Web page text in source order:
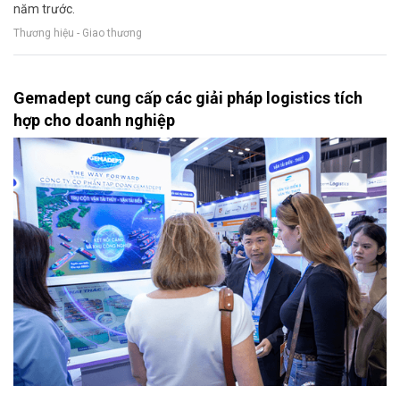
năm trước.
Thương hiệu - Giao thương
Gemadept cung cấp các giải pháp logistics tích
hợp cho doanh nghiệp